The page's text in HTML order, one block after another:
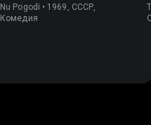
Nu Pogodi • 1969, СССР,
Комедия